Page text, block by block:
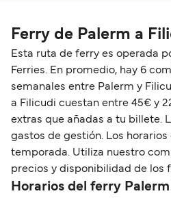
Ferry de Palerm a
Esta ruta de ferry es operada
Ferries. En promedio, hay 6
semanales entre Palerm y
a Filicudi cuestan entre 45€ y
extras que añadas a tu billete.
gastos de gestión. Los
temporada. Utiliza nuestro
precios y disponibilidad de los
Horarios del ferry